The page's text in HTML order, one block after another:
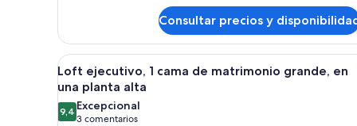
de
matrimonio
con
sofá
cama
Consultar precios y
Abrir
todas
las
fotos
Habitación de hotel con
10
Loft ejecutivo, 1 cama de matrimonio grande, en
una planta alta
9,49,4 de 10
Excepcional
3 comentarios
(3 comentarios)